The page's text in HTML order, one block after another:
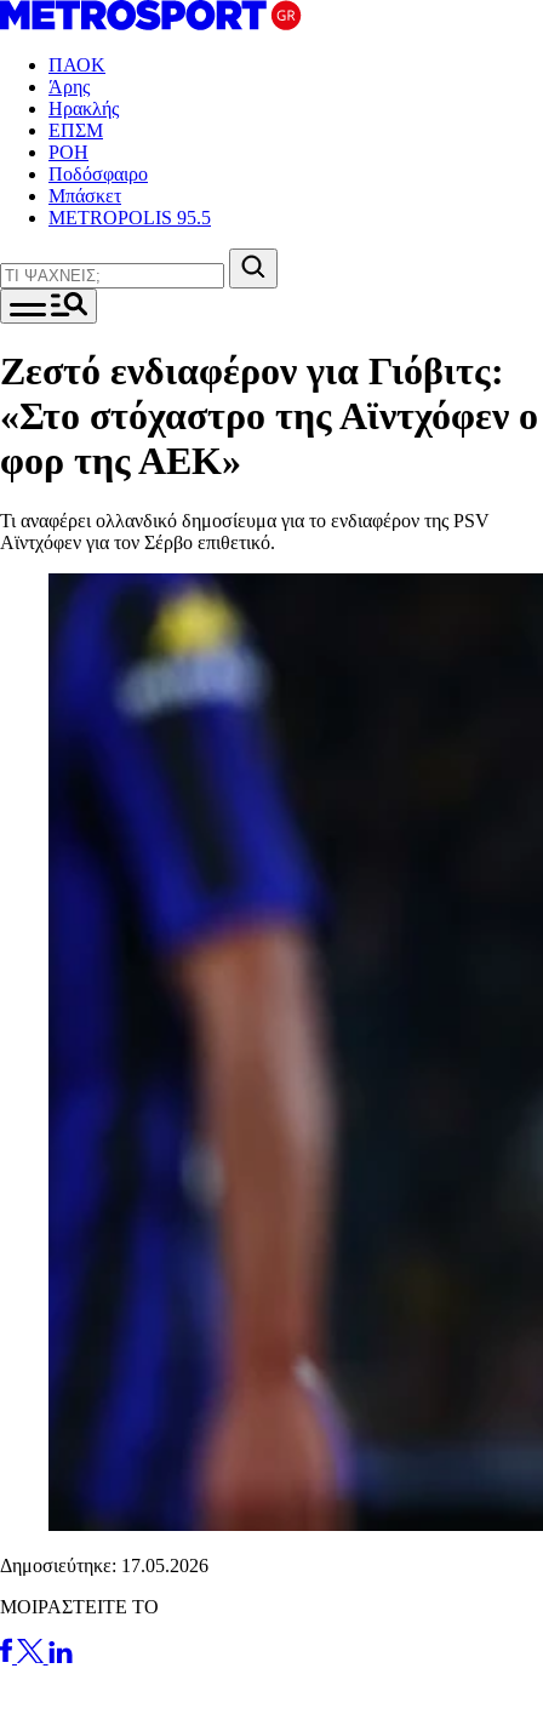
ΠΑΟΚ
Άρης
Ηρακλής
ΕΠΣΜ
ΡΟΗ
Ποδόσφαιρο
Μπάσκετ
METROPOLIS 95.5
Ζεστό ενδιαφέρον για Γιόβιτς:
«Στο στόχαστρο της Αϊντχόφεν ο
φορ της ΑΕΚ»
Τι αναφέρει ολλανδικό δημοσίευμα για το ενδιαφέρον της PSV
Αϊντχόφεν για τον Σέρβο επιθετικό.
Δημοσιεύτηκε: 17.05.2026
ΜΟΙΡΑΣΤΕΙΤΕ ΤΟ